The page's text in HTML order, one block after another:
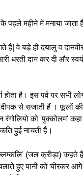
पहले महीने में मनाया जाता
हैं| वे बड़े ही दयालु व
धरती दान कर दी और
है। इस पर्व पर सभी
से सजाती हैं । फूलों की
को 'पुक्कोलम'
हुई नाचती हैं।
(जल क्रीड़ा)
हुए पानी को चीरकर